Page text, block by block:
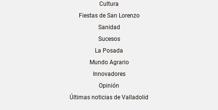
Cultura
Fiestas de San Lorenzo
Sanidad
Sucesos
La Posada
Mundo Agrario
Innovadores
Opinión
Últimas noticias de Valladolid